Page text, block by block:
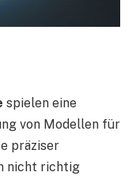
spielen eine
von Modellen für
präziser
nicht richtig